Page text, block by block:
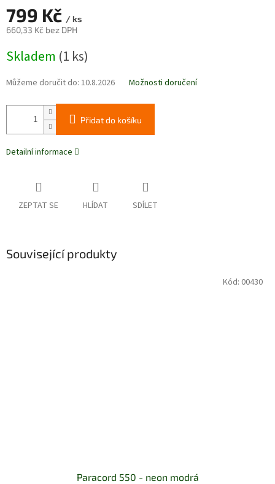
799 Kč / ks
660,33 Kč bez DPH
cena:
Skladem (1 ks)
Můžeme doručit do: 10.8.2026 Možnosti doručení
Přidat do košíku
Detailní informace
ZEPTAT SE HLÍDAT SDÍLET
Související produkty
Paracord 550 - neon modrá
Kód: 00430